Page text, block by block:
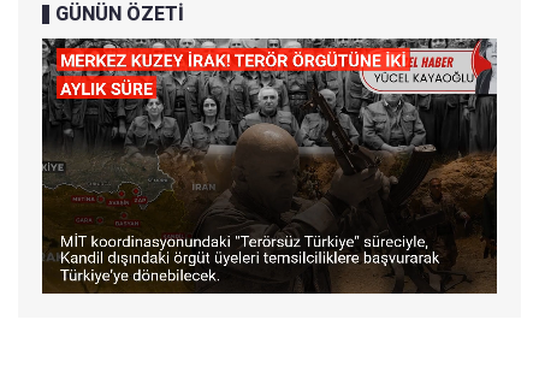
GÜNÜN ÖZETİ